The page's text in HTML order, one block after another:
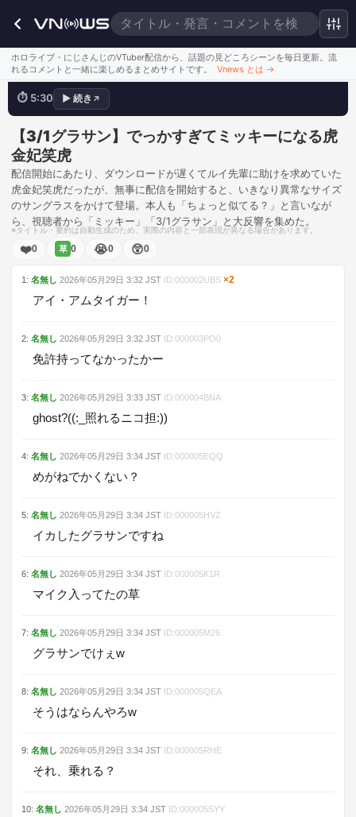
ホロライブ・にじさんじのVTuber配信から、話題の見どころシーンを毎日更新。流
れるコメントと一緒に楽しめるまとめサイトです。
Vnews とは →
💬でっかぁ♡
ちょっと似てる？
⏱ 5:30 ▶ 続き ↗
【3/1グラサン】でっかすぎてミッキーになる虎
金妃笑虎
配信開始にあたり、ダウンロードが遅くてルイ先輩に助けを求めていた
虎金妃笑虎だったが、無事に配信を開始すると、いきなり異常なサイズ
のサングラスをかけて登場。本人も「ちょっと似てる？」と言いなが
ら、視聴者から「ミッキー」「3/1グラサン」と大反響を集めた。
※タイトル・要約は自動生成のため、実際の内容と一部表現が異なる場合があります。
❤️0 草 0 😭0 😲0
1 : 名無し 2026年05月29日 3:32 JST ID:000002UBS ×2
アイ・アムタイガー！
2: 名無し 2026年05月29日 3:32 JST ID:000003PO0
免許持ってなかったかー
3: 名無し 2026年05月29日 3:33 JST ID:000004BNA
ghost?((:_照れるニコ担:))
4: 名無し 2026年05月29日 3:34 JST ID:000005EQQ
めがねでかくない？
5: 名無し 2026年05月29日 3:34 JST ID:000005HVZ
イカしたグラサンですね
6: 名無し 2026年05月29日 3:34 JST ID:000005K1R
マイク入ってたの草
7: 名無し 2026年05月29日 3:34 JST ID:000005M26
グラサンでけぇw
8: 名無し 2026年05月29日 3:34 JST ID:000005QEA
そうはならんやろw
9: 名無し 2026年05月29日 3:34 JST ID:000005RHE
それ、乗れる？
10: 名無し 2026年05月29日 3:34 JST ID:000005SYY